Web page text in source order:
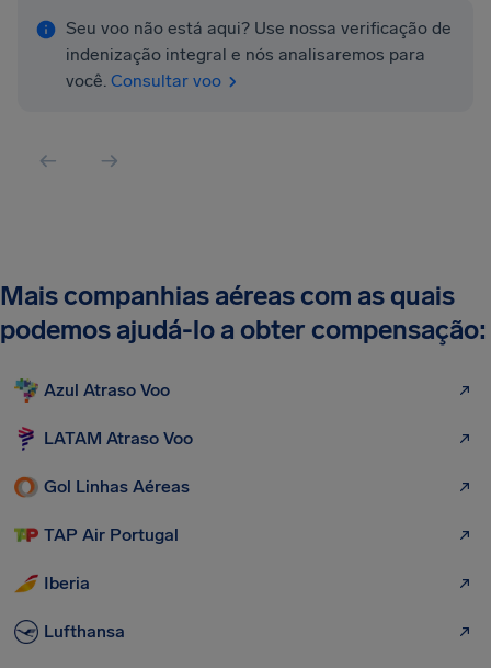
Seu voo não está aqui? Use nossa verificação de
indenização integral e nós analisaremos para
você. Consultar voo
Mais companhias aéreas com as quais
podemos ajudá-lo a obter compensação:
Azul Atraso Voo
LATAM Atraso Voo
Gol Linhas Aéreas
TAP Air Portugal
Iberia
Lufthansa